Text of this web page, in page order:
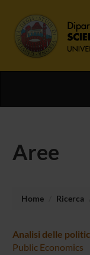
Aree
Home Ricerca
Analisi delle
Public Economics